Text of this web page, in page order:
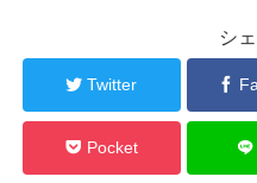
シ
Twitter
Pocket